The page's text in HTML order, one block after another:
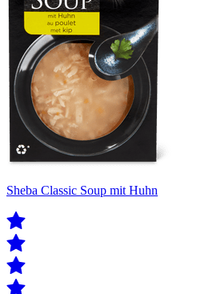
Sheba Classic Soup mit Huhn